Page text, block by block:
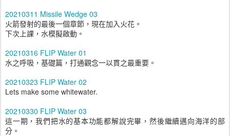
20210311 Missile Wedge 03
火箭發射的最後一個章節，現在加入火花。
下次上課，水模擬啟動。
20210316 FLIP Water 01
水之呼吸，基礎篇，打通觀念一以貫之最重要。
20210323 FLIP Water 02
Lets make some whitewater.
20210330 FLIP Water 03
這一期，我們把水的基本功能都解說完畢，然後繼續邁向海洋的部
分。